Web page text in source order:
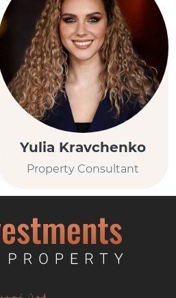
Yulia Kravchenko
Property Consultant
فون نمبر